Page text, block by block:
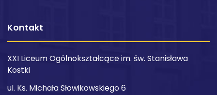
Kontakt
XXI Liceum Ogólnokształcące im. św. Stanisława
Kostki
ul. Ks. Michała Słowikowskiego 6